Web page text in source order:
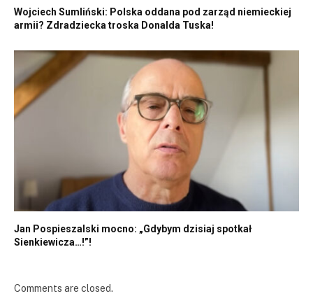
Wojciech Sumliński: Polska oddana pod zarząd niemieckiej
armii? Zdradziecka troska Donalda Tuska!
Jan Pospieszalski mocno: „Gdybym dzisiaj spotkał
Sienkiewicza…!”!
Comments are closed.